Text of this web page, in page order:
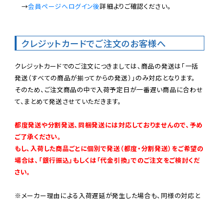
→会員ページへログイン後詳細よりご確認ください。
クレジットカードでご注文のお客様へ
クレジットカードでのご注文につきましては、商品の発送は「一括
発送（すべての商品が揃ってからの発送）」のみ対応となります。
そのため、ご注文商品の中で入荷予定日が一番遅い商品に合わせ
て、まとめて発送させていただきます。
都度発送や分割発送、同梱発送には対応しておりませんので、予め
ご了承ください。
もし、入荷した商品ごとに個別で発送（都度・分割発送）をご希望の
場合は、「銀行振込」もしくは「代金引換」でのご注文をご検討くだ
さい。
※メーカー理由による入荷遅延が発生した場合も、同様の対応と